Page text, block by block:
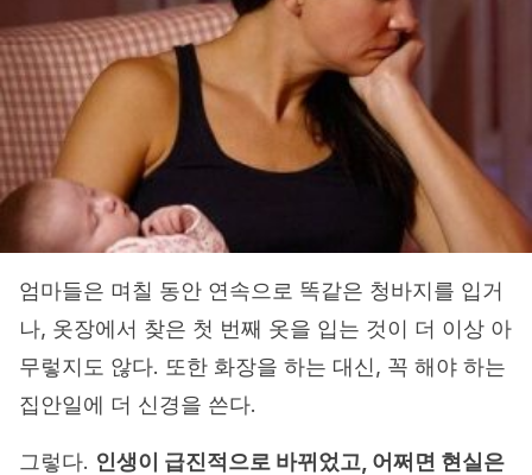
엄마들은 며칠 동안 연속으로 똑같은 청바지를 입거
나, 옷장에서 찾은 첫 번째 옷을 입는 것이 더 이상 아
무렇지도 않다. 또한 화장을 하는 대신, 꼭 해야 하는
집안일에 더 신경을 쓴다.
그렇다. 인생이 급진적으로 바뀌었고, 어쩌면 현실은